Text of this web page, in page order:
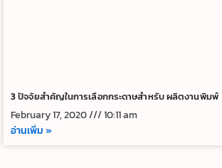
3 ปัจจัยสำคัญในการเลือกกระดาษสำหรับ ผลิตงานพิมพ์
February 17, 2020
10:11 am
อ่านเพิ่ม »